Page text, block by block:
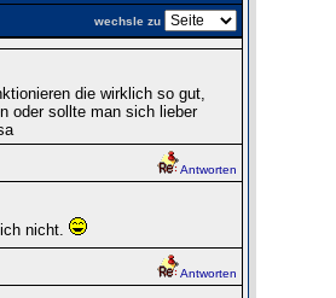
wechsle zu
die wirklich so gut,
oder sollte man sich lieber
Antworten
nicht.
Antworten